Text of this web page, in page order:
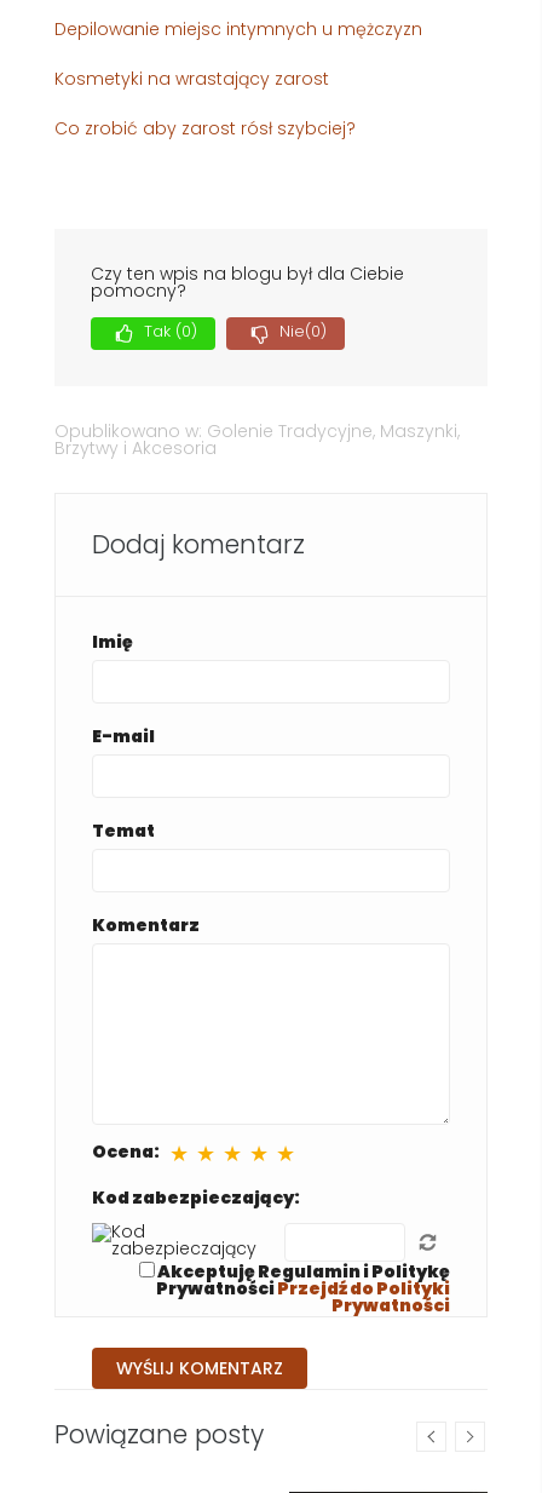
Depilowanie miejsc intymnych u mężczyzn
Kosmetyki na wrastający zarost
Co zrobić aby zarost rósł szybciej?
Czy ten wpis na blogu był dla Ciebie
pomocny?
Tak (0) Nie(0)
Opublikowano w: Golenie Tradycyjne, Maszynki,
Brzytwy i Akcesoria
Dodaj komentarz
Imię
E-mail
Temat
Komentarz
Ocena: ★ ★ ★ ★ ★
Kod zabezpieczający:
Akceptuję Regulamin i Politykę
PrywatnościPrzejdź do Polityki
Prywatności
Powiązane posty